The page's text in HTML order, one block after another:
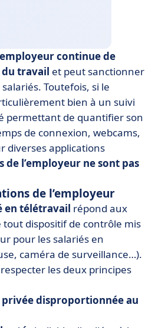
employeur continue de
travail et peut sanctionner
Toutefois, si le
bien à un suivi
permettant de quantifier son
de connexion, webcams,
diverses applications
de l’employeur ne sont pas
de l’employeur
en télétravail répond aux
dispositif de contrôle mis
pour les salariés en
caméra de surveillance…).
les deux principes
privée disproportionnée au